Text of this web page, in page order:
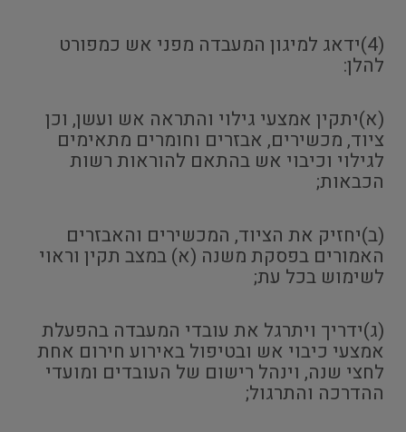
(4)ידאג למיגון המעבדה מפני אש כמפורט
להלן:
(א)יתקין אמצעי גילוי והתראה אש ועשן, וכן
ציוד, מכשירים, אבזרים וחומרים מתאימים
לגילוי וכיבוי אש בהתאם להוראות רשות
הכבאות;
(ב)יחזיק את הציוד, המכשירים והאבזרים
האמורים בפסקת משנה (א) במצב תקין וראוי
לשימוש בכל עת;
(ג)ידריך ויתרגל את עובדי המעבדה בהפעלת
אמצעי כיבוי אש ובטיפול באירוע חירום אחת
לחצי שנה, וינהל רישום של העובדים ומועדי
ההדרכה והתרגול;